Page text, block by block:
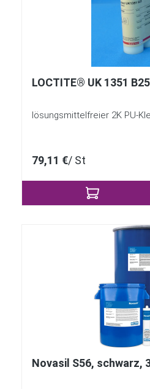
LOCTITE® UK 1351
lösungsmittelfreier 2K PU-
79,11 €/ St
Novasil S56, schwarz,